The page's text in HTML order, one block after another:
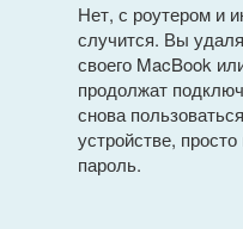
Нет, с роутером и
случится. Вы
своего MacBook
продолжат
снова
устройстве,
пароль.